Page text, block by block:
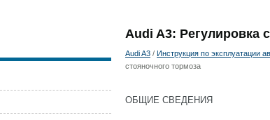
Audi A3: Регулировка
Audi A3 / Инструкция по эксплуатации
стояночного тормоза
ОБЩИЕ СВЕДЕНИЯ